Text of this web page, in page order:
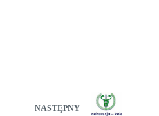
NASTĘPNY